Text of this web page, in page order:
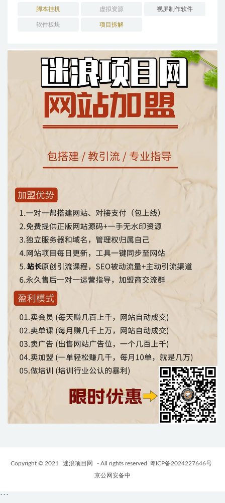
脚本挂机 虚拟资源 视屏制作软件
软件板块 项目拆解
Copyright © 2021 迷浪项目网 - All rights reserved 粤ICP备2024227646号
京公网安备中
```